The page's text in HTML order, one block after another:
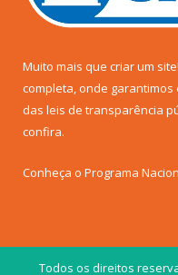
Muito mais que criar um
completa, onde
das leis de transparência
confira.
Conheça o Programa
Todos os direitos